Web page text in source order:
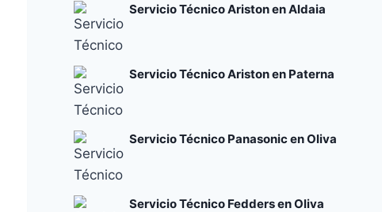
Servicio Técnico Ariston en Aldaia
Servicio Técnico Ariston en Paterna
Servicio Técnico Panasonic en Oliva
Servicio Técnico Fedders en Oliva